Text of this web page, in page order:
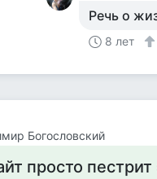
Речь о
8 лет
Богословский
просто